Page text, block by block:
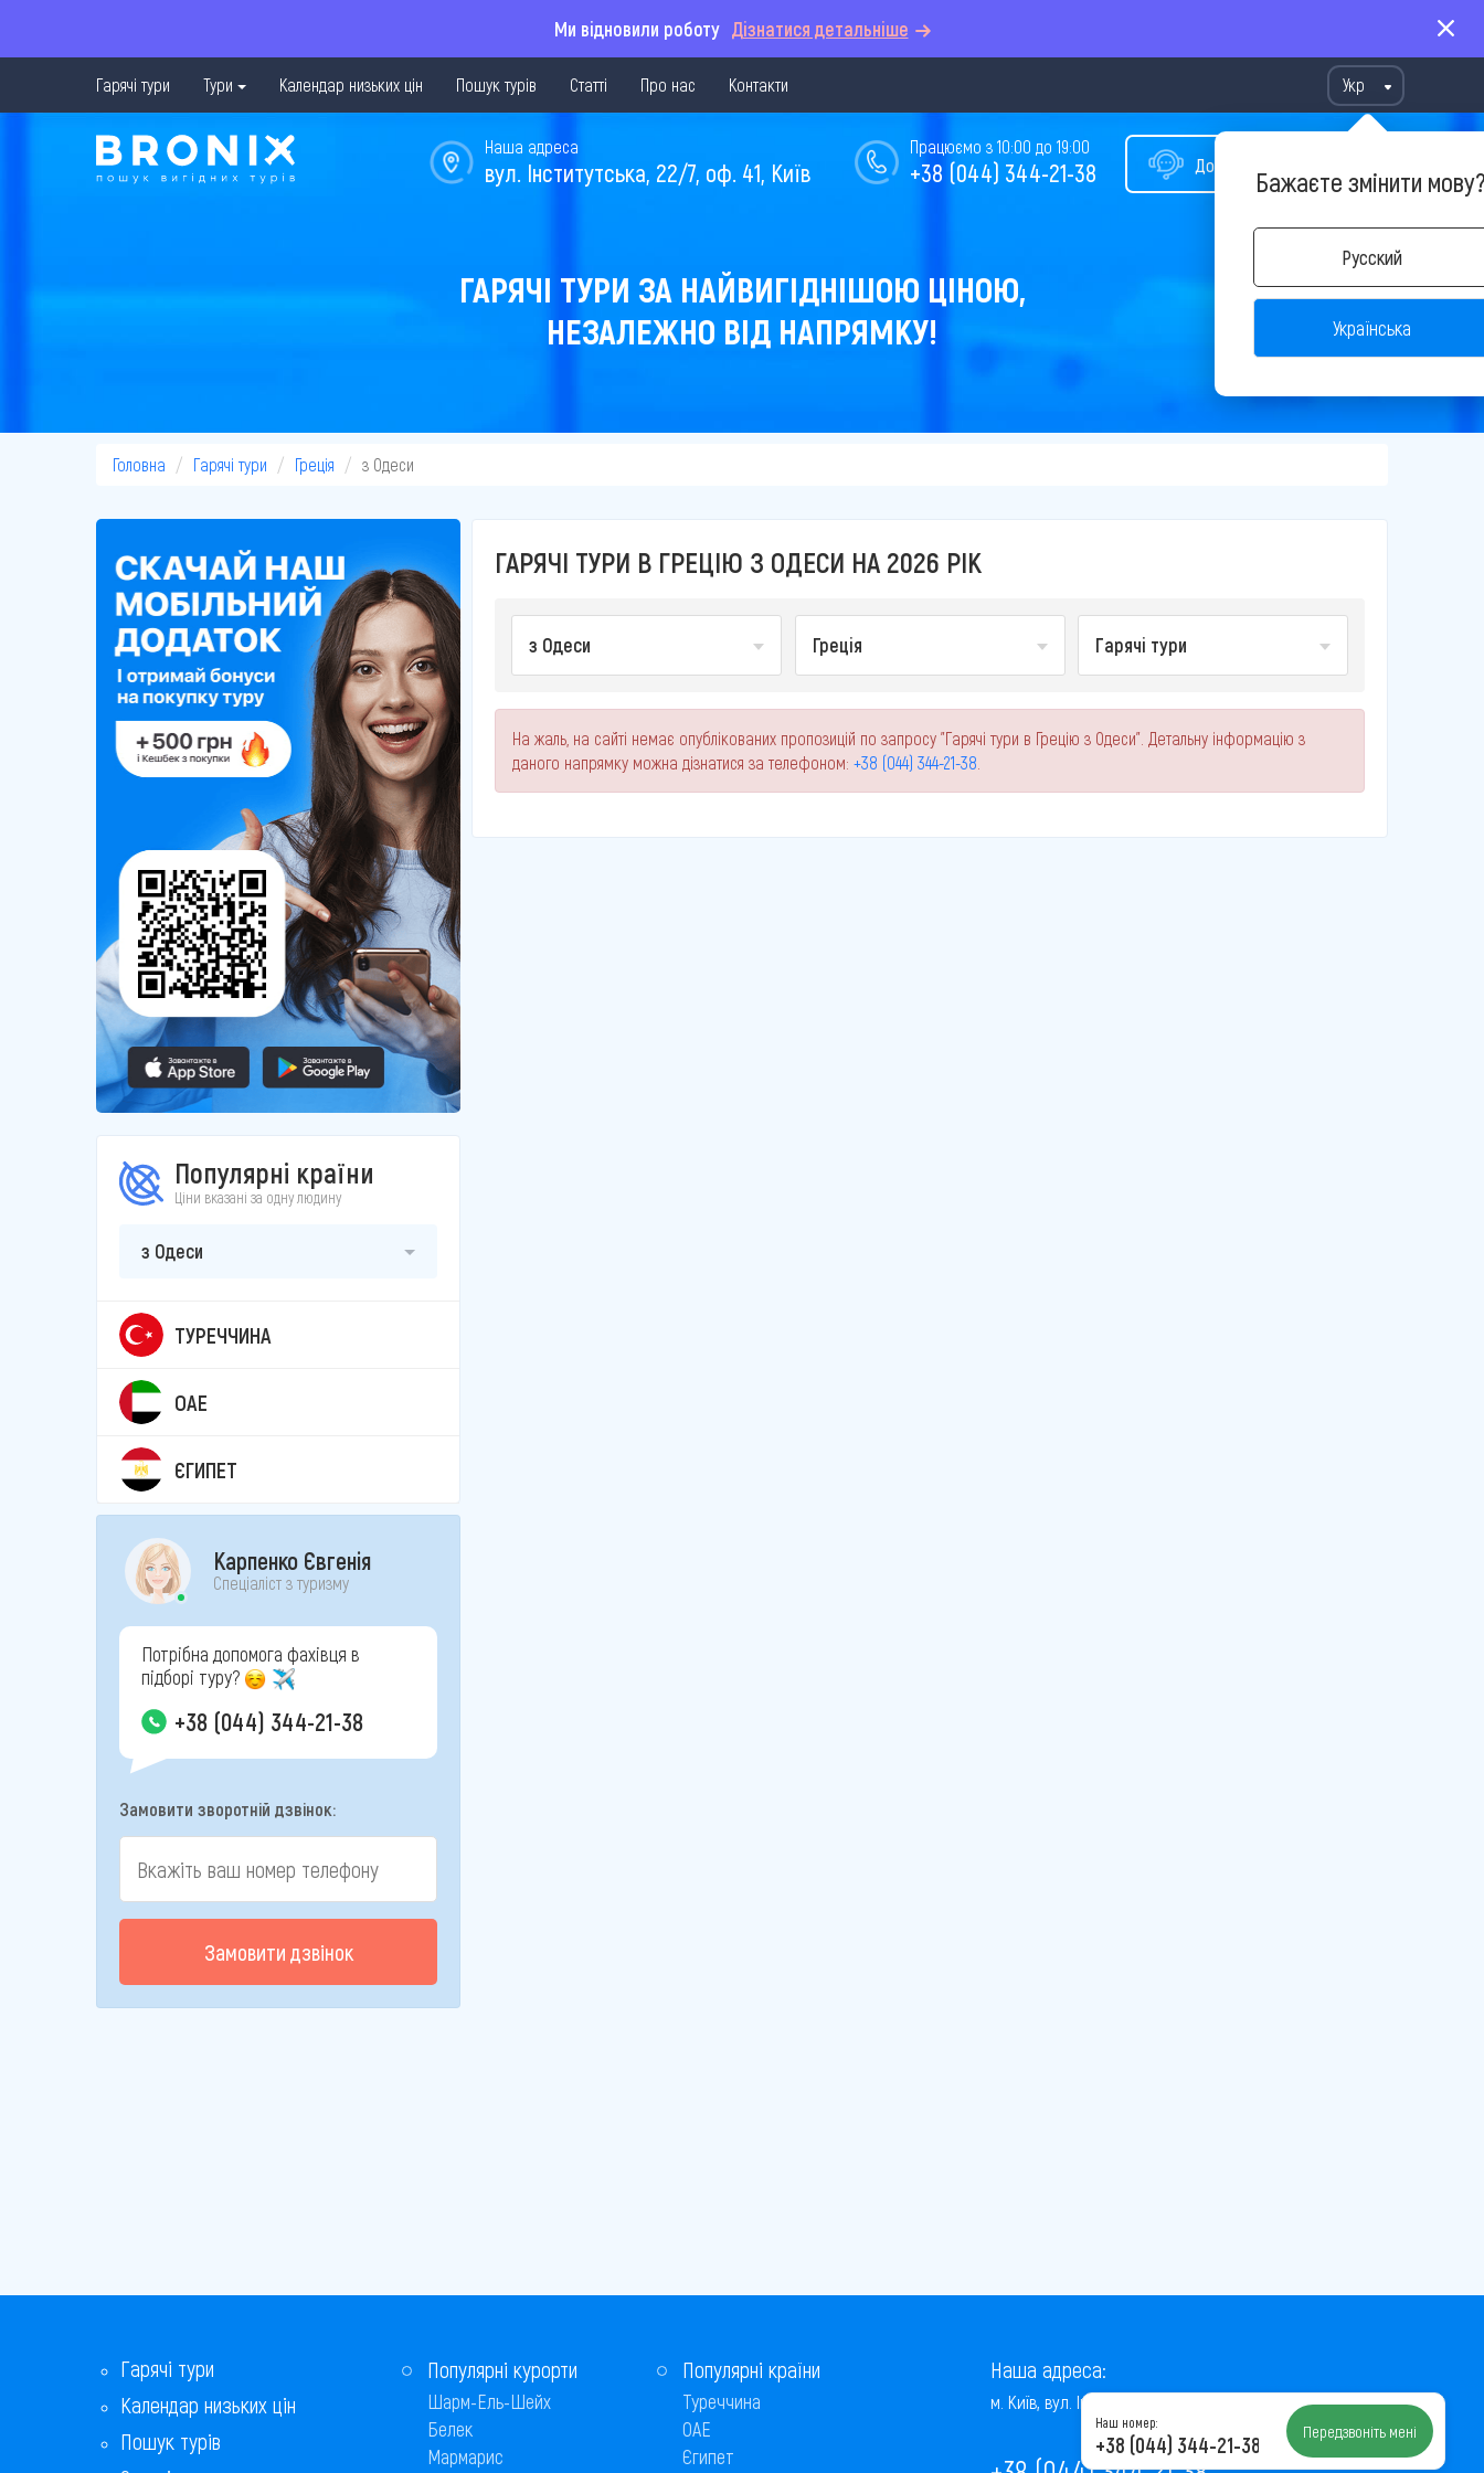
Ми відновили роботу Дізнатися детальніше
Гарячі тури Тури Календар низьких цін Пошук турів Статті Про нас Контакти Укр
Бажаєте змінити
Русский
Українська
Допомога у виборі туру
Працюємо з 10:00 до 19:00
+38 (044) 344-21-38
Наша адреса
вул. Інститутська, 22/7, оф. 41, Київ
ГАРЯЧІ ТУРИ ЗА НАЙВИГІДНІШОЮ ЦІНОЮ,
НЕЗАЛЕЖНО ВІД НАПРЯМКУ!
Головна Гарячі тури Греція з Одеси
Популярні країни
Ціни вказані за одну людину
з Одеси
ТУРЕЧЧИНА
ОАЕ
ЄГИПЕТ
Карпенко Євгенія
Спеціаліст з туризму
Потрібна допомога фахівця в
підборі туру?
+38 (044) 344-21-38
Замовити зворотній дзвінок:
Замовити дзвінок
ГАРЯЧІ ТУРИ В ГРЕЦІЮ З ОДЕСИ НА 2026 РІК
з Одеси Греція Гарячі тури
На жаль, на сайті немає опублікованих пропозицій по запросу "Гарячі тури в Грецію з Одеси". Детальну інформацію з
даного напрямку можна дізнатися за телефоном: +38 (044) 344-21-38
Гарячі тури
Календар низьких цін
Пошук турів
Популярні курорти
Шарм-Ель-Шейх
Белек
Мармарис
Популярні країни
Туреччина
ОАЕ
Єгипет
Наша адреса:
м. Київ, вул. Інститутська, 22/7, оф. 41
Наш номер:
+38 (044) 344-21-38 Передзвоніть мені